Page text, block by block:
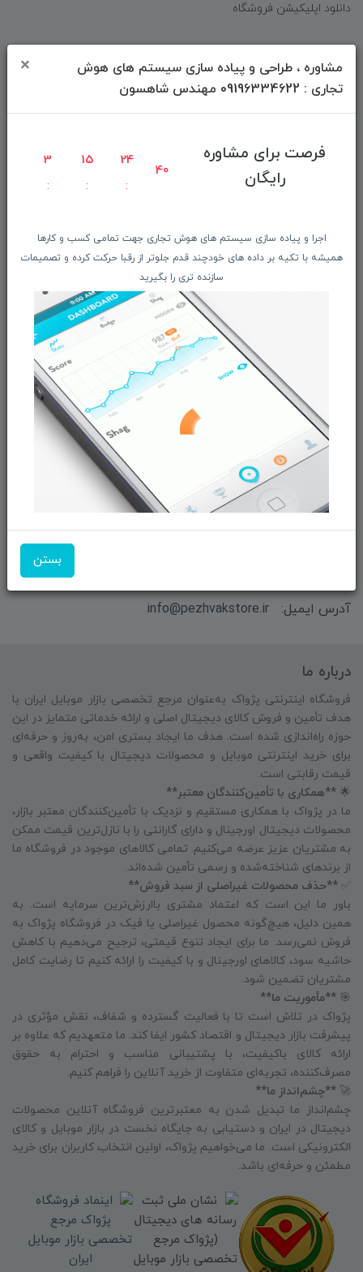
مشاوره ، طراحی و پیاده سازی سیستم های هوش
تجاری : 09196334622 مهندس شاهسون
×
فرصت برای مشاوره
رایگان
3 15 24
40
اجرا و پیاده سازی سیستم های هوش تجاری جهت تمامی کسب و کارها
همیشه با تکیه بر داده های خودچند قدم جلوتر از رقبا حرکت کرده و تصمیمات
سازنده تری را بگیرید
بستن
دانلود اپلیکیشن فروشگاه
صفحه ابتدایی سایت
معرفـــی همکــاران
حــــریم خصوصـی
اخبار فناوری اطلاعات
از تخفیف‌ها و جدیدترین‌های فروشگاه ما باخبر شوید:
ثبت‌نام
ما را در شبکه‌های اجتماعی دنبال کنید:
بازرگانی و فروش محصولات MSI ماتریکس - جناب آقای
آدرس ایمیل:
info@pezhvakstore.ir
درباره ما
فروشگاه اینترنتی پژواک به‌عنوان مرجع تخصصی بازار موبایل ایران با
هدف تأمین و فروش کالای دیجیتال اصلی و ارائه خدماتی متمایز در این
حوزه راه‌اندازی شده است. هدف ما ایجاد بستری امن، به‌روز و حرفه‌ای
برای خرید اینترنتی موبایل و محصولات دیجیتال با کیفیت واقعی و
قیمت رقابتی است.
🌟 **همکاری با تأمین‌کنندگان معتبر**
ما در پژواک با همکاری مستقیم و نزدیک با تأمین‌کنندگان معتبر بازار،
محصولات دیجیتال اورجینال و دارای گارانتی را با نازل‌ترین قیمت ممکن
به مشتریان عزیز عرضه می‌کنیم. تمامی کالاهای موجود در فروشگاه ما
از برندهای شناخته‌شده و رسمی تأمین شده‌اند.
✅ **حذف محصولات غیراصلی از سبد فروش**
باور ما این است که اعتماد مشتری باارزش‌ترین سرمایه است. به
همین دلیل، هیچ‌گونه محصول غیراصلی یا فیک در فروشگاه پژواک به
فروش نمی‌رسد. ما برای ایجاد تنوع قیمتی، ترجیح می‌دهیم با کاهش
حاشیه سود، کالاهای اورجینال و با کیفیت را ارائه کنیم تا رضایت کامل
مشتریان تضمین شود.
🎯 **مأموریت ما**
پژواک در تلاش است تا با فعالیت گسترده و شفاف، نقش مؤثری در
پیشرفت بازار دیجیتال و اقتصاد کشور ایفا کند. ما متعهدیم که علاوه بر
ارائه کالای باکیفیت، با پشتیبانی مناسب و احترام به حقوق
مصرف‌کننده، تجربه‌ای متفاوت از خرید آنلاین را فراهم کنیم.
🚀 **چشم‌انداز ما**
چشم‌انداز ما تبدیل شدن به معتبرترین فروشگاه آنلاین محصولات
دیجیتال در ایران و دستیابی به جایگاه نخست در بازار موبایل و کالای
الکترونیکی است. ما می‌خواهیم پژواک، اولین انتخاب کاربران برای خرید
مطمئن و حرفه‌ای باشد.